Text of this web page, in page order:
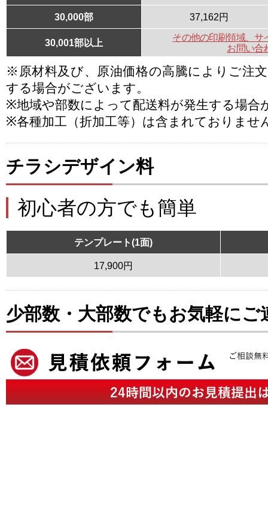
30,000部 37,162円
30,001部以上
その他の印刷領域、サ
お問い合
※原材料及び、原油価格の高騰によりご注
する場合がございます。
※地域や部数によって配送料が発生する場合
※各種加工（折加工等）は含まれておりませ
チラシデザイン料
初心者の方でも簡単
テンプレート(1面)
17,900円
少部数・大部数でもお気軽にご